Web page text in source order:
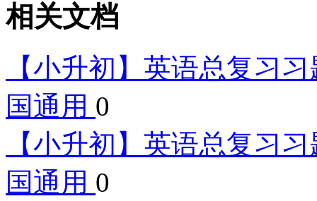
相关文档
【小升初】英语总复习
国通用 0
【小升初】英语总复习
国通用 0